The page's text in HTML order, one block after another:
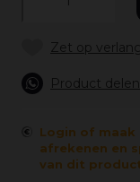
Product
Login of maak
afrekenen en
van dit